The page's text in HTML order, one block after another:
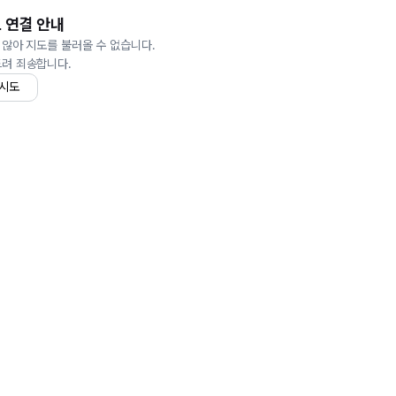
연결 안내
아 지도를 불러올 수 없습니다.
죄송합니다.
도